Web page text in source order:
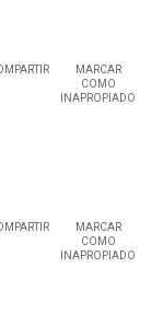
MARCAR
COMO
INAPROPIADO
MARCAR
COMO
INAPROPIADO